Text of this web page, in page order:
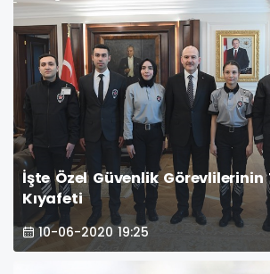
İşte Özel Güvenlik Görevlilerinin
Kıyafeti
10-06-2020 19:25